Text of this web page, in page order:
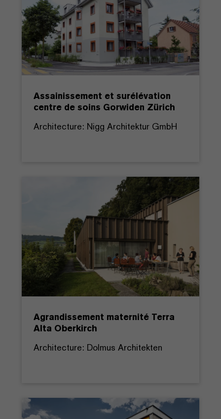
Assainissement et surélévation
centre de soins Gorwiden Zürich
Architecture: Nigg Architektur GmbH
Agrandissement maternité Terra
Alta Oberkirch
Architecture: Dolmus Architekten